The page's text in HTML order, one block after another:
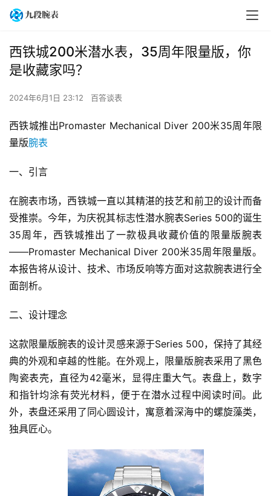
西铁城200米潜水表，35周年限量版，你
是收藏家吗？
2024年6月1日 23:12 百答谈表
西铁城推出Promaster Mechanical Diver 200米35周年限
量版腕表
一、引言
在腕表市场，西铁城一直以其精湛的技艺和前卫的设计而备
受推崇。今年，为庆祝其标志性潜水腕表Series 500的诞生
35周年，西铁城推出了一款极具收藏价值的限量版腕表
——Promaster Mechanical Diver 200米35周年限量版。
本报告将从设计、技术、市场反响等方面对这款腕表进行全
面剖析。
二、设计理念
这款限量版腕表的设计灵感来源于Series 500，保持了其经
典的外观和卓越的性能。在外观上，限量版腕表采用了黑色
陶瓷表壳，直径为42毫米，显得庄重大气。表盘上，数字
和指针均涂有荧光材料，便于在潜水过程中阅读时间。此
外，表盘还采用了同心圆设计，寓意着深海中的螺旋藻类，
独具匠心。